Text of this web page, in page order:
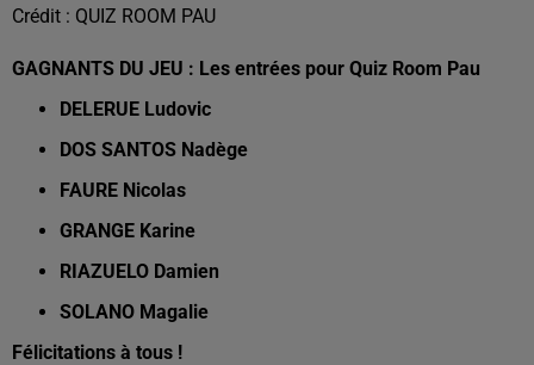
Crédit : QUIZ ROOM PAU
GAGNANTS DU JEU : Les entrées pour Quiz Room Pau
DELERUE Ludovic
DOS SANTOS Nadège
FAURE Nicolas
GRANGE Karine
RIAZUELO Damien
SOLANO Magalie
Félicitations à tous !